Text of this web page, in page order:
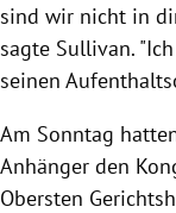
sind wir nicht in
sagte Sullivan.
seinen
Am Sonntag
Anhänger den
Obersten